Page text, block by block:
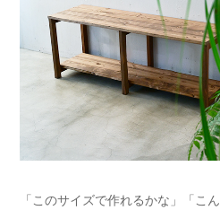
「このサイズで作れるかな」「こ